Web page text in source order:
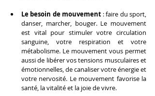
Le besoin de mouvement : faire du sport,
danser, marcher, bouger. Le mouvement
est vital pour stimuler votre circulation
sanguine, votre respiration et votre
métabolisme. Le mouvement vous permet
aussi de libérer vos tensions musculaires et
émotionnelles, de canaliser votre énergie et
votre nervosité. Le mouvement favorise la
santé, la vitalité et la joie de vivre.